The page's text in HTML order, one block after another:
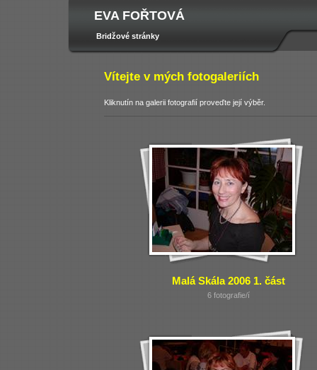
EVA FOŘTOVÁ
Bridžové stránky
Vítejte v mých fotogaleriích
Kliknutín na galerii fotografií proveďte její výběr.
Malá Skála 2006 1. část
6 fotografie/í